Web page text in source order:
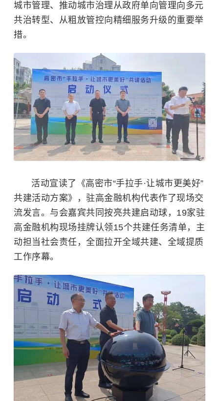
城市管理、推动城市治理从政府单向管理向多元
共治转型、从粗放管控向精细服务升级的重要举
措。
活动宣读了《高密市“手拉手·让城市更美好”
共建活动方案》，驻高金融机构代表作了现场交
流发言。与会嘉宾共同按亮共建启动球，19家驻
高金融机构现场挂牌认领15个共建任务清单，主
动担当社会责任，全面拉开全域共建、全域提质
工作序幕。